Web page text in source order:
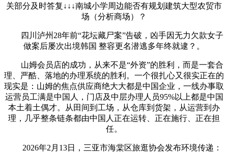
关部分及时答复↓↓↓南城小学周边能否有规划建筑大型农贸市
场（分析商场）？
四川泸州28年前“花坛藏尸案”告破，凶手因无力欠款女子
做案后屡次出境韩国 整容更名潜逃多年终就逮？。
山姆会员店的成功，从来不是“外资”的胜利，而是一套合
理、严酷、落地的办理系统的胜利。一个很扎心又很实正在的
现实是：山姆的焦点供应商绝大大都是中国企业，一线办事取
运营员工满是中国人，门店及中层办理人员95%以上都是中国
本土着土偶才。从田间到工场，从仓库到货架，从运营到办
理，几乎整条链条都由中国人正在运转、正在施行、正在担
任。
2026年2月13日，三亚市海棠区旅逛协会发布环境传递：